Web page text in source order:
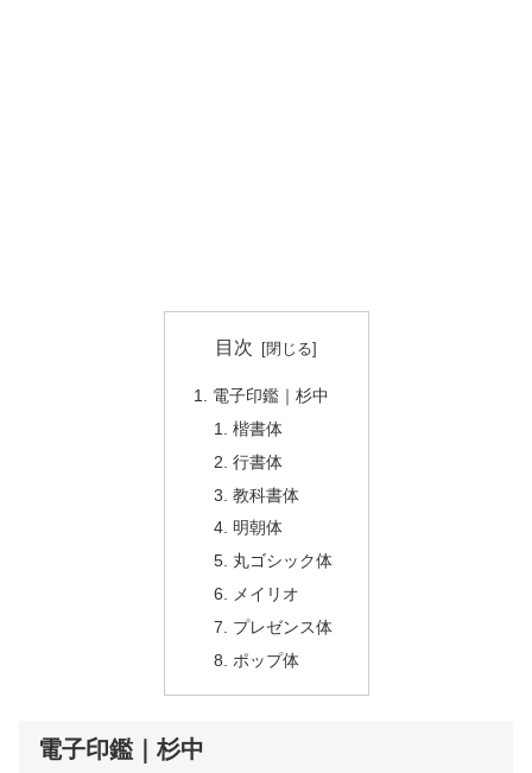
目次
電子印鑑｜杉中
楷書体
行書体
教科書体
明朝体
丸ゴシック体
メイリオ
プレゼンス体
ポップ体
電子印鑑｜杉中